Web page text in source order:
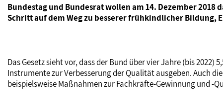
Bundestag und Bundesrat wollen am 14. Dezember
Schritt auf dem Weg zu besserer frühkindlicher Bildung,
Das Gesetz sieht vor, dass der Bund über vier Jahre (bis
Instrumente zur Verbesserung der Qualität ausgeben. Auch
beispielsweise Maßnahmen zur Fachkräfte-Gewinnung und -